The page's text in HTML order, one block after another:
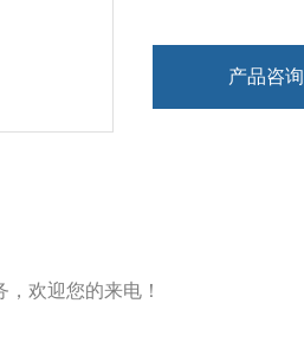
产品咨询
欢迎您的来电！